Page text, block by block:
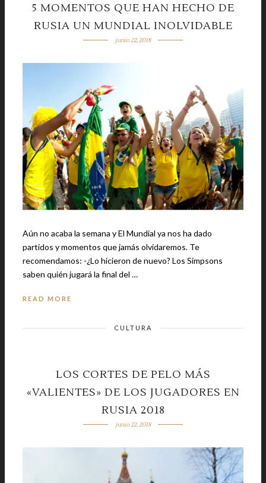
5 MOMENTOS QUE HAN HECHO DE
RUSIA UN MUNDIAL INOLVIDABLE
junio 22, 2018
Aún no acaba la semana y El Mundial ya nos ha dado
partidos y momentos que jamás olvidaremos. Te
recomendamos: -¿Lo hicieron de nuevo? Los Simpsons
saben quién jugará la final del …
READ MORE
CULTURA
LOS CORTES DE PELO MÁS
«VALIENTES» DE LOS JUGADORES EN
RUSIA 2018
junio 22, 2018